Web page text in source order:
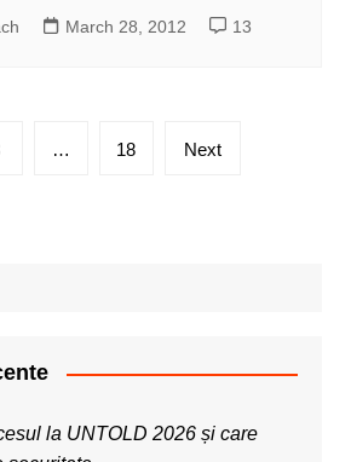
March 28, 2012 13
… 18 Next
la UNTOLD 2026 și care